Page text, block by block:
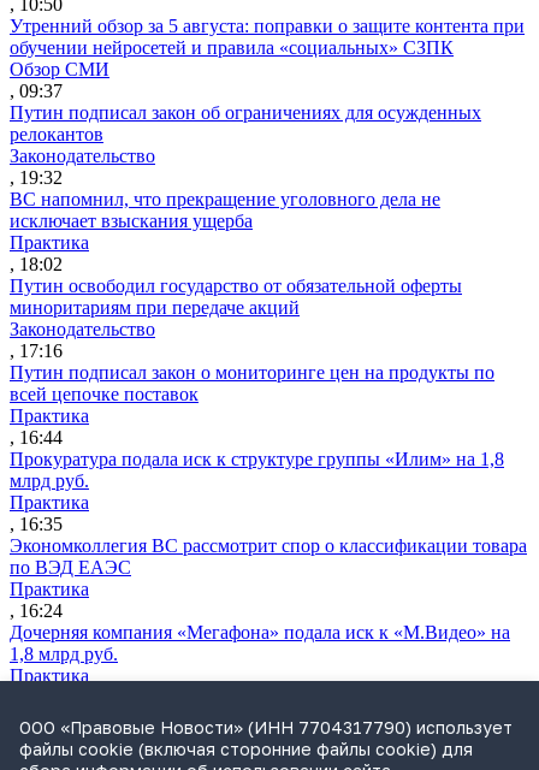
, 10:50
Утренний обзор за 5 августа: поправки о защите контента при
обучении нейросетей и правила «социальных» СЗПК
Обзор СМИ
, 09:37
Путин подписал закон об ограничениях для осужденных
релокантов
Законодательство
, 19:32
ВС напомнил, что прекращение уголовного дела не
исключает взыскания ущерба
Практика
, 18:02
Путин освободил государство от обязательной оферты
миноритариям при передаче акций
Законодательство
, 17:16
Путин подписал закон о мониторинге цен на продукты по
всей цепочке поставок
Практика
, 16:44
Прокуратура подала иск к структуре группы «Илим» на 1,8
млрд руб.
Практика
, 16:35
Экономколлегия ВС рассмотрит спор о классификации товара
по ВЭД ЕАЭС
Практика
, 16:24
Дочерняя компания «Мегафона» подала иск к «М.Видео» на
1,8 млрд руб.
Практика
СИП проверит отмену патента на систему управления
устройствами после возражений «Яндекса»
Практика
ООО «Правовые Новости» (ИНН 7704317790) использует
файлы cookie (включая сторонние файлы cookie) для